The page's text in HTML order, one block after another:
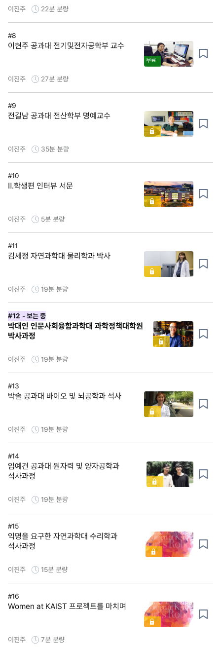
이진주 22분 분량
#8
이현주 공과대 전기및전자공학부 교수
무료
이진주 27분 분량
#9
전길남 공과대 전산학부 명예교수
이진주 35분 분량
#10
Ⅱ.학생편 인터뷰 서문
이진주 5분 분량
#11
김세정 자연과학대 물리학과 박사
이진주 19분 분량
#12 - 보는 중
박대인 인문사회융합과학대 과학정책대학원
박사과정
이진주 19분 분량
#13
박솔 공과대 바이오 및 뇌공학과 석사
이진주 19분 분량
#14
임예건 공과대 원자력 및 양자공학과
석사과정
이진주 19분 분량
#15
익명을 요구한 자연과학대 수리학과
석사과정
이진주 15분 분량
#16
Women at KAIST 프로젝트를 마치며
이진주 7분 분량